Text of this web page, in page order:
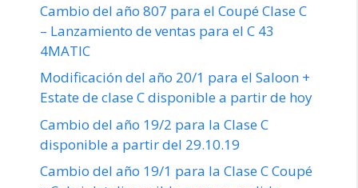
Cambio del año 807 para el Coupé Clase C
– Lanzamiento de ventas para el C 43
4MATIC
Modificación del año 20/1 para el Saloon +
Estate de clase C disponible a partir de hoy
Cambio del año 19/2 para la Clase C
disponible a partir del 29.10.19
Cambio del año 19/1 para la Clase C Coupé